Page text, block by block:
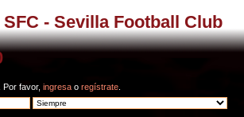
- Sevilla Football Club
. Por favor, ingresa o regístrate